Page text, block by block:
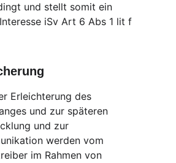
und stellt somit ein
iSv Art 6 Abs 1 lit f
Erleichterung des
und zur späteren
und zur
werden vom
im Rahmen von